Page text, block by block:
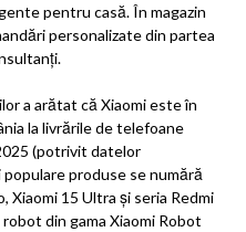
pentru casă. În magazin
personalizate din partea
a arătat că Xiaomi este în
la livrările de telefoane
(potrivit datelor
produse se numără
Xiaomi 15 Ultra și seria Redmi
din gama Xiaomi Robot